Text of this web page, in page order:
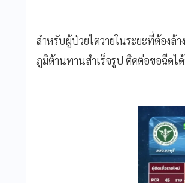
สำหรับผู้ป่วยไตวายในระยะที่ต้องล้
ภูมิต้านทานสำเร็จรูป ติดต่อขอฉีดไ